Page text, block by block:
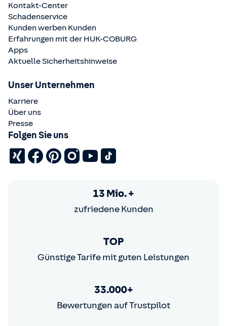
Kontakt-Center
Schadenservice
Kunden werben Kunden
Erfahrungen mit der HUK-COBURG
Apps
Aktuelle Sicherheitshinweise
Unser Unternehmen
Karriere
Über uns
Presse
Folgen Sie uns
13 Mio. +
zufriedene Kunden
TOP
Günstige Tarife mit guten Leistungen
33.000+
Bewertungen auf Trustpilot